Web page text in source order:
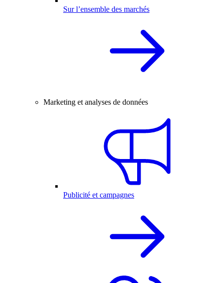
Sur l’ensemble des marchés
Marketing et analyses de données
Publicité et campagnes